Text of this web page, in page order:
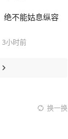
绝不能姑息纵容
3小时前
换一换